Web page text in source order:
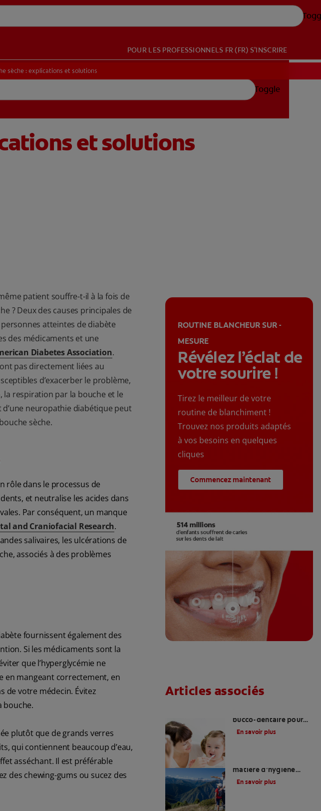
POUR LES PROFESSIONNELS FR (FR) S’INSCRIRE
DES SOLUTIONS IDÉALES
Toggle
sèche : explications et solutions
et solutions
patient souffre-t-il à la fois de
? Deux des causes principales de
atteintes de diabète
des médicaments et une
Diabetes Association.
pas directement liées au
d’exacerber le problème,
la respiration par la bouche et le
neuropathie diabétique peut
sèche.
rôle dans le processus de
et neutralise les acides dans
Par conséquent, un manque
and Craniofacial Research.
salivaires, les ulcérations de
associés à des problèmes
fournissent également des
Si les médicaments sont la
que l’hyperglycémie ne
en mangeant correctement, en
de votre médecin. Évitez
bouche.
plutôt que de grands verres
qui contiennent beaucoup d’eau,
asséchant. Il est préférable
des chewing-gums ou sucez des
ROUTINE BLANCHEUR SUR -
MESURE
Révélez l’éclat de
votre sourire !
Tirez le meilleur de votre
routine de blanchiment !
Trouvez nos produits adaptés
à vos besoins en quelques
cliques
Commencez maintenant
Articles associés
bucco-dentaire pour
les enfants ayant des
besoins particuliers
En savoir plus
matière d’hygiène
bucco-dentaire
En savoir plus